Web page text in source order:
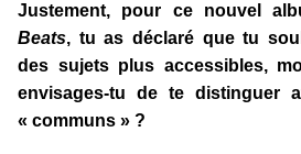
Justement, pour ce nouvel
Beats, tu as déclaré que tu
des sujets plus accessibles,
envisages-tu de te distinguer
« communs » ?